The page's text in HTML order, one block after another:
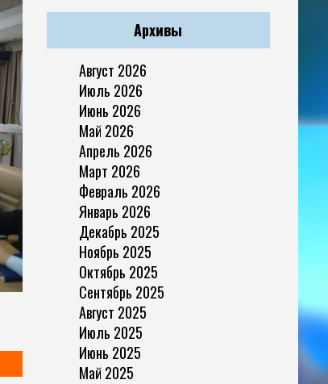
Архивы
Август 2026
Июль 2026
Июнь 2026
Май 2026
Апрель 2026
Март 2026
Февраль 2026
Январь 2026
Декабрь 2025
Ноябрь 2025
Октябрь 2025
Сентябрь 2025
Август 2025
Июль 2025
Июнь 2025
Май 2025